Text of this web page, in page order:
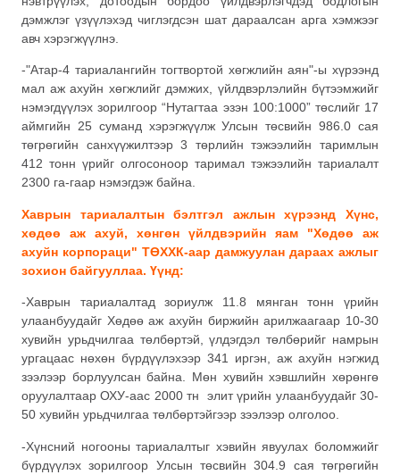
дэмжлэг үзүүлэхэд чиглэгдсэн шат дараалсан арга хэмжээг
авч хэрэгжүүлнэ.
-"Атар-4 тариалангийн тогтвортой хөгжлийн аян"-ы хүрээнд
мал аж ахуйн хөгжлийг дэмжих, үйлдвэрлэлийн бүтээмжийг
нэмэгдүүлэх зорилгоор “Нутагтаа эзэн 100:1000” төслийг 17
аймгийн 25 суманд хэрэгжүүлж Улсын төсвийн 986.0 сая
төгрөгийн санхүүжилтээр 3 төрлийн тэжээлийн таримлын
412 тонн үрийг олгосоноор таримал тэжээлийн тариалалт
2300 га-гаар нэмэгдэж байна.
Хаврын тариалалтын бэлтгэл ажлын хүрээнд Хүнс,
хөдөө аж ахуй, хөнгөн үйлдвэрийн яам "Хөдөө аж
ахуйн корпораци" ТӨХХК-аар дамжуулан дараах ажлыг
зохион байгууллаа. Үүнд:
-Хаврын тариалалтад зориулж 11.8 мянган тонн үрийн
улаанбуудайг Хөдөө аж ахуйн биржийн арилжаагаар 10-30
хувийн урьдчилгаа төлбөртэй, үлдэгдэл төлбөрийг намрын
ургацаас нөхөн бүрдүүлэхээр 341 иргэн, аж ахуйн нэгжид
зээлээр борлуулсан байна. Мөн хувийн хэвшлийн хөрөнгө
оруулалтаар ОХУ-аас 2000 тн элит үрийн улаанбуудайг 30-
50 хувийн урьдчилгаа төлбөртэйгээр зээлээр олголоо.
-Хүнсний ногооны тариалалтыг хэвийн явуулах боломжийг
бүрдүүлэх зорилгоор Улсын төсвийн 304.9 сая төгрөгийн